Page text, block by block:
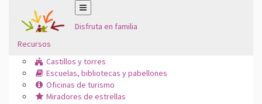
Disfruta en familia
Recursos
Castillos y torres
Escuelas, bibliotecas y pabellones
Oficinas de turismo
Miradores de estrellas